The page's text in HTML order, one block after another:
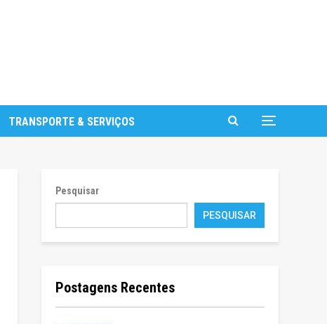
TRANSPORTE & SERVIÇOS
Pesquisar
PESQUISAR
Postagens Recentes